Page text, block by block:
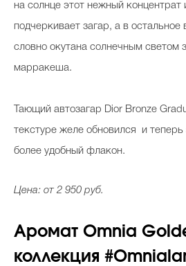
на солнце этот нежный концентрат
подчеркивает загар, а в
словно окутана солнечным светом
марракеша.
Тающий автозагар Dior Bronze
текстуре желе обновился и
более удобный флакон.
Цена: от 2 950 руб.
Аромат Omnia
коллекция